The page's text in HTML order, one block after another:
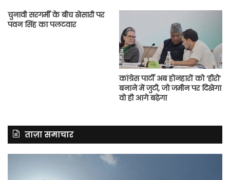
चुनावी सरगर्मी के बीच खेसारी पर
पवन सिंह का पलटवार
कांग्रेस पार्टी अब होनहारों को ‘हीरो’
बनाने में जुटी, जो जमीन पर दिखेगा
वो ही आगे बढ़ेगा
ताज़ा समाचार